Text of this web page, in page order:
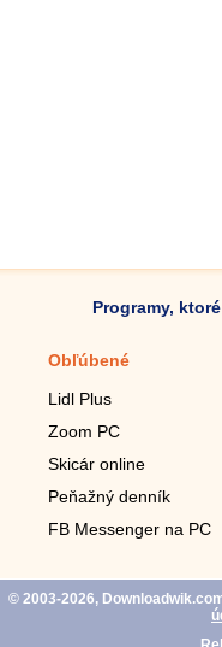
Programy,
Obľúbené
Lidl Plus
Zoom PC
Skicár online
Peňažný denník
FB Messenger na PC
© 2003-2026,